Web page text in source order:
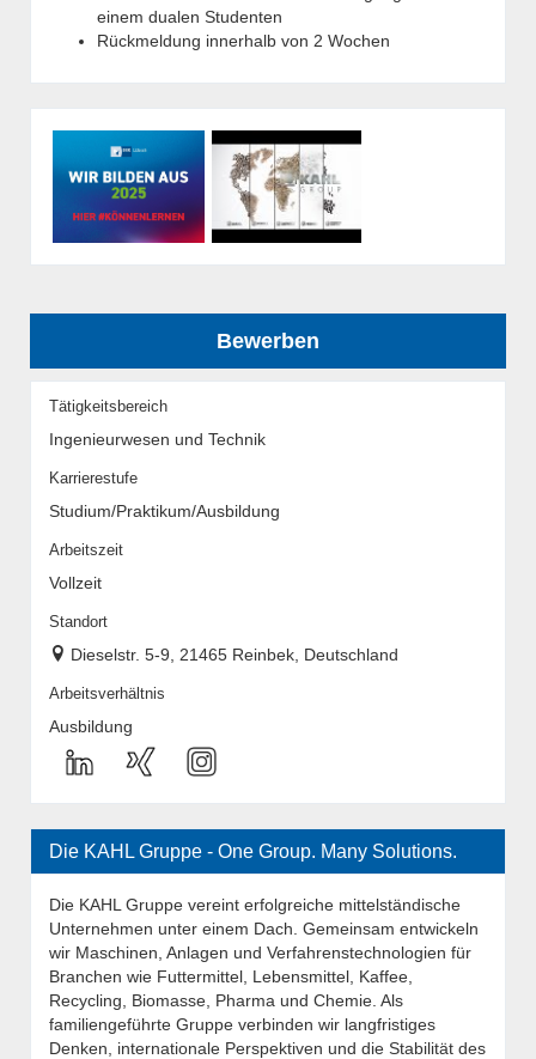
einem dualen Studenten
Rückmeldung innerhalb von 2 Wochen
Bewerben
Tätigkeitsbereich
Ingenieurwesen und Technik
Karrierestufe
Studium/Praktikum/Ausbildung
Arbeitszeit
Vollzeit
Standort
Dieselstr. 5-9, 21465 Reinbek, Deutschland
Arbeitsverhältnis
Ausbildung
Die KAHL Gruppe - One Group. Many Solutions.
Die KAHL Gruppe vereint erfolgreiche mittelständische
Unternehmen unter einem Dach. Gemeinsam entwickeln
wir Maschinen, Anlagen und Verfahrenstechnologien für
Branchen wie Futtermittel, Lebensmittel, Kaffee,
Recycling, Biomasse, Pharma und Chemie. Als
familiengeführte Gruppe verbinden wir langfristiges
Denken, internationale Perspektiven und die Stabilität des